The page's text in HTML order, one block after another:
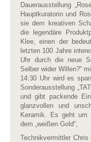
Dauerausstellung
Hauptkuratorin und
sie dem kreativen
die legendäre
Klee, einen der
letzten 100 Jahre
Uhr durch die neue
Selber wider Willen?“
14:30 Uhr wird es
Sonderausstellung
und gibt packende
glanzvollen und
Keramik. Es geht um
dem „weißen Gold“,
Technikvermittler